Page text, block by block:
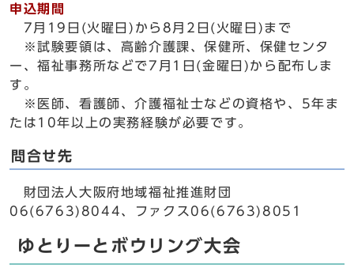
申込期間
7月19日(火曜日)から8月2日(火曜日)まで
※試験要領は、高齢介護課、保健所、保健センタ
ー、福祉事務所などで7月1日(金曜日)から配布しま
す。
※医師、看護師、介護福祉士などの資格や、5年ま
たは10年以上の実務経験が必要です。
問合せ先
財団法人大阪府地域福祉推進財団
06(6763)8044、ファクス06(6763)8051
ゆとりーとボウリング大会